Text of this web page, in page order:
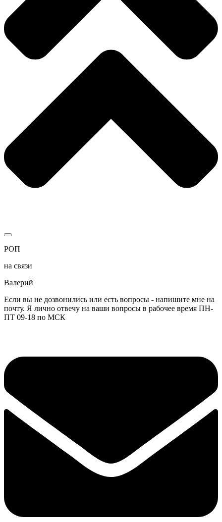
РОП
на связи
Валерий
Если вы не дозвонились или есть вопросы - напишите мне на
почту. Я лично отвечу на ваши вопросы в рабочее время ПН-
ПТ 09-18 по МСК